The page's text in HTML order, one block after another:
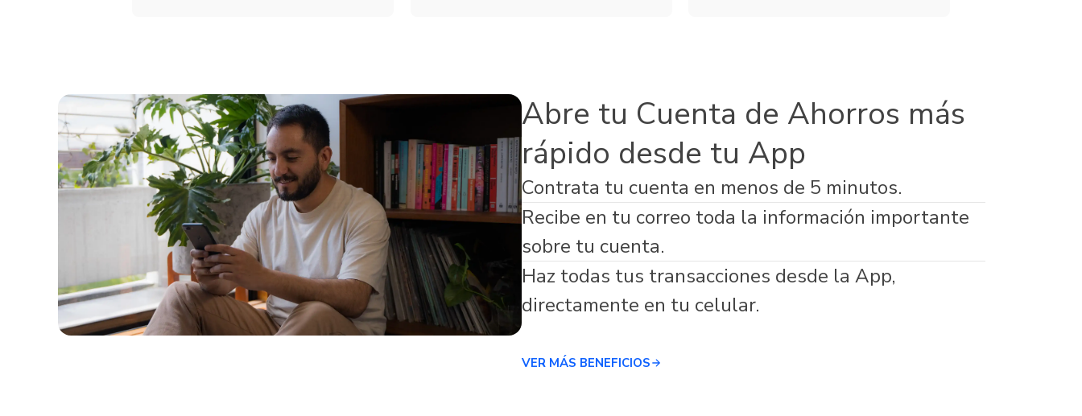
Servicios Adicionales
Courier
Peigo
Billetera virtual respaldada por Banco Guayaquil
Abre tu Cuenta de Ahorros más
rápido desde tu App
Contrata tu cuenta en menos de 5 minutos.
Recibe en tu correo toda la información importante
sobre tu cuenta.
Haz todas tus transacciones desde la App,
directamente en tu celular.
VER MÁS BENEFICIOS